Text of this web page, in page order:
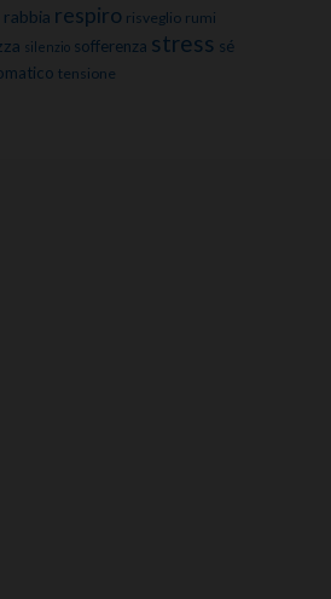
rabbia respiro risveglio rumi
silenzio sofferenza stress sé
tensione